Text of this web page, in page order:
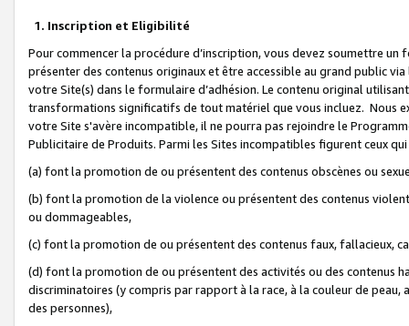
1. Inscription et Eligibilité
Pour commencer la procédure d’inscription, vous devez soumettre
présenter des contenus originaux et être accessible au grand public
votre Site(s) dans le formulaire d’adhésion. Le contenu original
transformations significatifs de tout matériel que vous incluez. Nous
votre Site s'avère incompatible, il ne pourra pas rejoindre le
Publicitaire de Produits. Parmi les Sites incompatibles figurent ceux
(a) font la promotion de ou présentent des contenus obscènes ou
(b) font la promotion de la violence ou présentent des contenus
ou dommageables,
(c) font la promotion de ou présentent des contenus faux, fallacieux,
(d) font la promotion de ou présentent des activités ou des contenus
discriminatoires (y compris par rapport à la race, à la couleur de
des personnes),